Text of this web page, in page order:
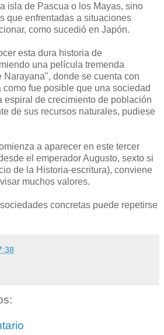
isla de Pascua o los Mayas, sino
que enfrentadas a situaciones
como sucedió en Japón.
esta dura historia de
una película tremenda
Narayana", donde se cuenta con
fue posible que una sociedad
espiral de crecimiento de población
de sus recursos naturales, pudiese
a aparecer en este tercer
el emperador Augusto, sexto si
de la Historia-escritura), conviene
muchos valores.
concretas puede repetirse